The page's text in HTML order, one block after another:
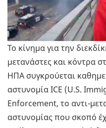
Το κίνημα για την
μετανάστες και κόντρα
ΗΠΑ συγκρούεται
αστυνομία ICE (U.S.
Enforcement, το αντι-
αστυνομίας που σκοπό